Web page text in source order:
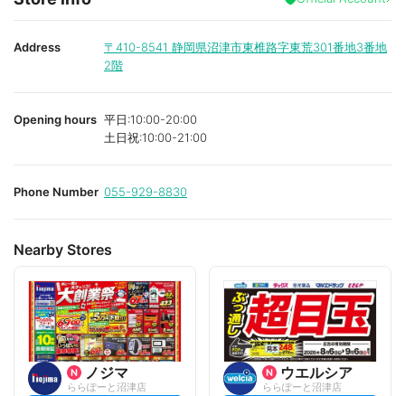
Address 〒410-8541 静岡県沼津市東椎路字東荒301番地3番地
2階
Opening hours 平日:10:00-20:00
土日祝:10:00-21:00
Phone Number 055-929-8830
Nearby Stores
ノジマ
ららぽーと沼津店
ウエルシア
ららぽーと沼津店